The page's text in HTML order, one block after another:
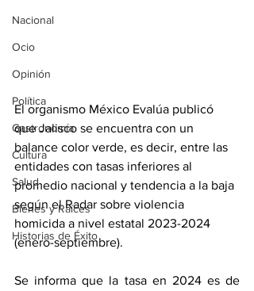
Nacional
Ocio
Opinión
Política
Gastronomía
Cultura
Salud
Bienes y Raíces
Historias de Éxito
El organismo México Evalúa publicó
que Jalisco se encuentra con un
balance color verde, es decir, entre las
entidades con tasas inferiores al
promedio nacional y tendencia a la baja
según el Radar sobre violencia
homicida a nivel estatal 2023-2024
(enero-septiembre).
Se informa que la tasa en 2024 es de